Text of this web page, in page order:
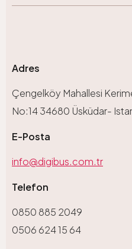
Adres
Çengelköy Mahallesi
No:14 34680 Üsküdar-
E-Posta
info@digibus.com.tr
Telefon
0850 885 2049
0506 624 15 64